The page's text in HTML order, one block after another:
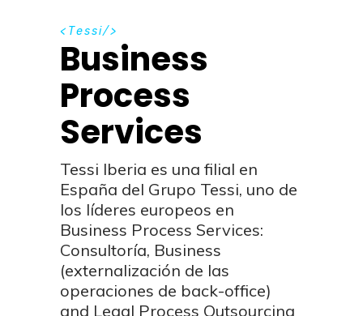
Tessi
Business
Process
Services
Tessi Iberia es una filial en
España del Grupo Tessi, uno de
los líderes europeos en
Business Process Services:
Consultoría, Business
(externalización de las
operaciones de back-office)
and Legal Process Outsourcing